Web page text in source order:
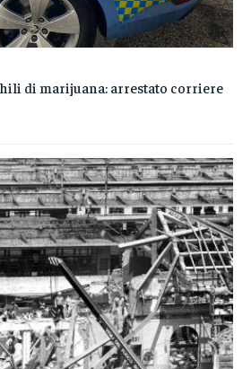
di marijuana: arrestato corriere